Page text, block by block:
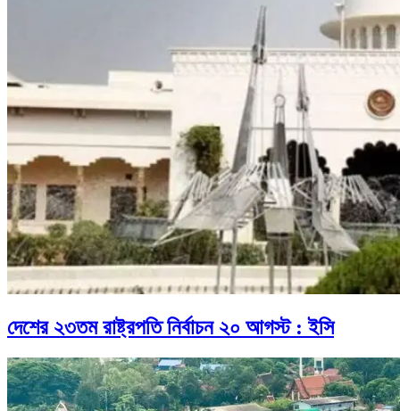
দেশের ২৩তম রাষ্ট্রপতি নির্বাচন ২০ আগস্ট : ইসি